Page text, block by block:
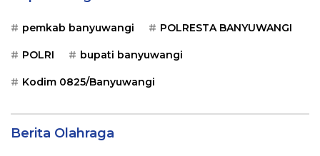
pemkab banyuwangi POLRESTA BANYUWANGI
POLRI bupati banyuwangi
Kodim 0825/Banyuwangi
Berita Olahraga